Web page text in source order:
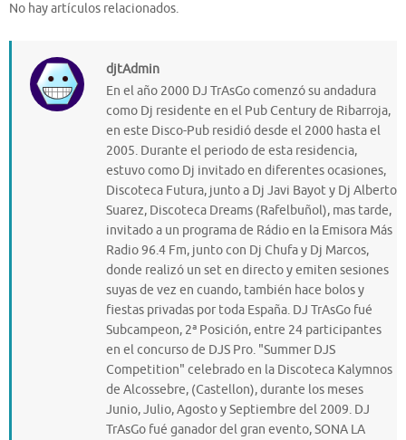
No hay artículos relacionados.
djtAdmin
En el año 2000 DJ TrAsGo comenzó su andadura
como Dj residente en el Pub Century de Ribarroja,
en este Disco-Pub residió desde el 2000 hasta el
2005. Durante el periodo de esta residencia,
estuvo como Dj invitado en diferentes ocasiones,
Discoteca Futura, junto a Dj Javi Bayot y Dj Alberto
Suarez, Discoteca Dreams (Rafelbuñol), mas tarde,
invitado a un programa de Rádio en la Emisora Más
Radio 96.4 Fm, junto con Dj Chufa y Dj Marcos,
donde realizó un set en directo y emiten sesiones
suyas de vez en cuando, también hace bolos y
fiestas privadas por toda España. DJ TrAsGo fué
Subcampeon, 2ª Posición, entre 24 participantes
en el concurso de DJS Pro. "Summer DJS
Competition" celebrado en la Discoteca Kalymnos
de Alcossebre, (Castellon), durante los meses
Junio, Julio, Agosto y Septiembre del 2009. DJ
TrAsGo fué ganador del gran evento, SONA LA